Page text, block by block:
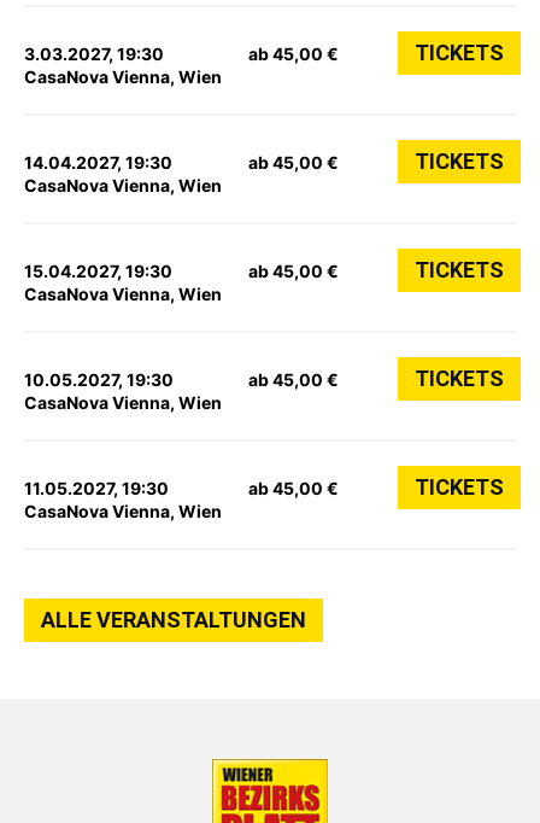
3.03.2027, 19:30
CasaNova Vienna, Wien
ab 45,00 € TICKETS
14.04.2027, 19:30
CasaNova Vienna, Wien
ab 45,00 € TICKETS
15.04.2027, 19:30
CasaNova Vienna, Wien
ab 45,00 € TICKETS
10.05.2027, 19:30
CasaNova Vienna, Wien
ab 45,00 € TICKETS
11.05.2027, 19:30
CasaNova Vienna, Wien
ab 45,00 € TICKETS
ALLE VERANSTALTUNGEN